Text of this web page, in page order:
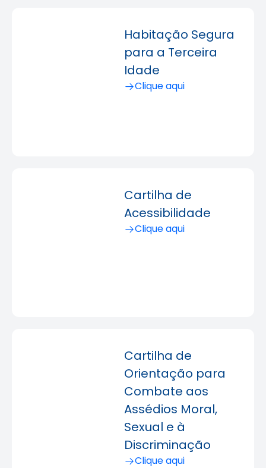
Habitação Segura
para a Terceira
Idade
Clique aqui
Cartilha de
Acessibilidade
Clique aqui
Cartilha de
Orientação para
Combate aos
Assédios Moral,
Sexual e à
Discriminação
Clique aqui